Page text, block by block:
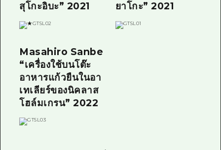
สุโกะอิบะ” 2021
ยาโกะ” 2021
Masahiro Sanbe
“เครื่องใช้บนโต๊ะ
อาหารแก้วยืนในอา
เทเลียร์ของนิคลาส
โฮล์มเกรน” 2022